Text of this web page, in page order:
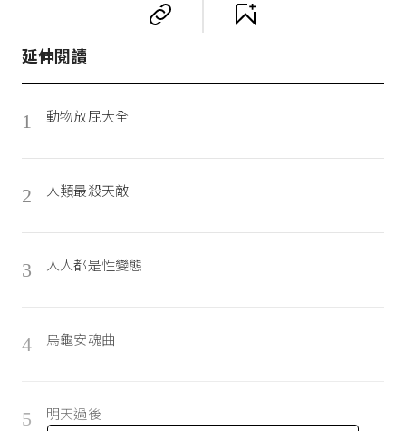
延伸閱讀
1 動物放屁大全
2 人類最殺天敵
3 人人都是性變態
4 烏龜安魂曲
5 明天過後